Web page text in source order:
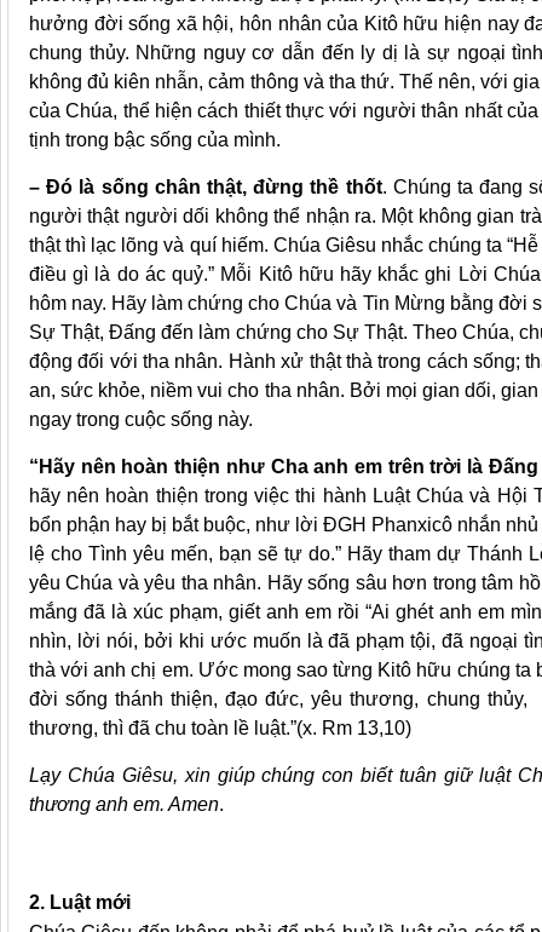
hưởng đời sống xã hội, hôn nhân của Kitô hữu hiện nay
chung thủy. Những nguy cơ dẫn đến ly dị là sự ngoại
không đủ kiên nhẫn, cảm thông và tha thứ. Thế nên, với
của Chúa, thể hiện cách thiết thực với người thân nhất
tịnh trong bậc sống của mình.
– Đó là sống chân thật, đừng thề thốt. Chúng ta đang
người thật người dối không thể nhận ra. Một không gian
thật thì lạc lõng và quí hiếm. Chúa Giêsu nhắc chúng ta
điều gì là do ác quỷ.” Mỗi Kitô hữu hãy khắc ghi Lời
hôm nay. Hãy làm chứng cho Chúa và Tin Mừng bằng đời
Sự Thật, Đấng đến làm chứng cho Sự Thật. Theo Chúa,
động đối với tha nhân. Hành xử thật thà trong cách sống;
an, sức khỏe, niềm vui cho tha nhân. Bởi mọi gian dối,
ngay trong cuộc sống này.
“Hãy nên hoàn thiện như Cha anh em trên trời là Đấng
hãy nên hoàn thiện trong việc thi hành Luật Chúa và
bổn phận hay bị bắt buộc, như lời ĐGH Phanxicô nhắn
lệ cho Tình yêu mến, bạn sẽ tự do.” Hãy tham dự Thánh
yêu Chúa và yêu tha nhân. Hãy sống sâu hơn trong tâm
mắng đã là xúc phạm, giết anh em rồi “Ai ghét anh em
nhìn, lời nói, bởi khi ước muốn là đã phạm tội, đã ngoại
thà với anh chị em. Ước mong sao từng Kitô hữu chúng
đời sống thánh thiện, đạo đức, yêu thương, chung
thương, thì đã chu toàn lề luật.”(x. Rm 13,10)
Lạy Chúa Giêsu, xin giúp chúng con biết tuân giữ luật
thương anh em. Amen.
2. Luật mới